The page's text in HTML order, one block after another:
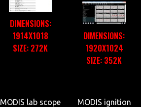
DIMENSIONS:
1914X1018
SIZE: 272K
DIMENSIONS:
1920X1024
SIZE: 352K
MODIS lab scope
MODIS ignition